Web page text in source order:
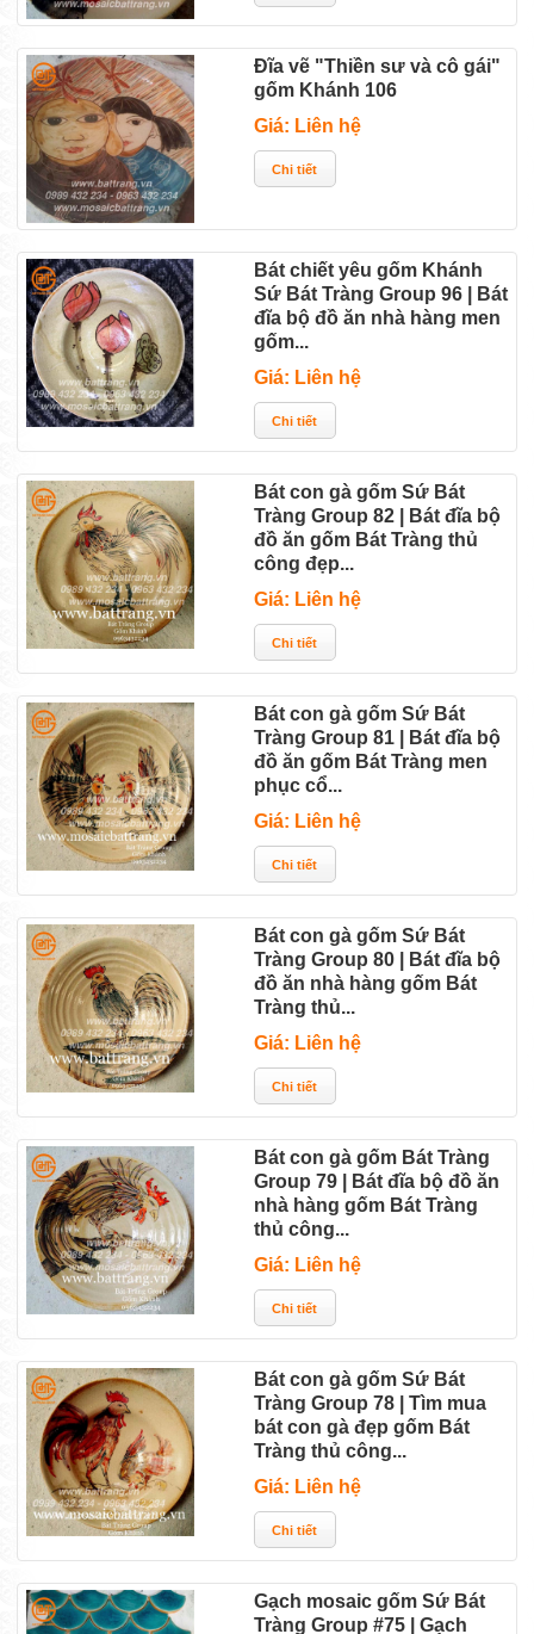
Đĩa vẽ "Thiền sư và cô gái"
gốm Khánh 106
Giá: Liên hệ
Bát chiết yêu gốm Khánh
Sứ Bát Tràng Group 96 | Bát
đĩa bộ đồ ăn nhà hàng men
gốm...
Giá: Liên hệ
Bát con gà gốm Sứ Bát
Tràng Group 82 | Bát đĩa bộ
đồ ăn gốm Bát Tràng thủ
công đẹp...
Giá: Liên hệ
Bát con gà gốm Sứ Bát
Tràng Group 81 | Bát đĩa bộ
đồ ăn gốm Bát Tràng men
phục cổ...
Giá: Liên hệ
Bát con gà gốm Sứ Bát
Tràng Group 80 | Bát đĩa bộ
đồ ăn nhà hàng gốm Bát
Tràng thủ...
Giá: Liên hệ
Bát con gà gốm Bát Tràng
Group 79 | Bát đĩa bộ đồ ăn
nhà hàng gốm Bát Tràng
thủ công...
Giá: Liên hệ
Bát con gà gốm Sứ Bát
Tràng Group 78 | Tìm mua
bát con gà đẹp gốm Bát
Tràng thủ công...
Giá: Liên hệ
Gạch mosaic gốm Sứ Bát
Tràng Group #75 | Gạch